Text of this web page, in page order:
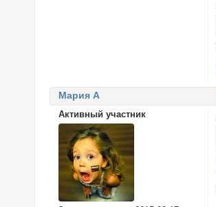
Мария А
Активный участник